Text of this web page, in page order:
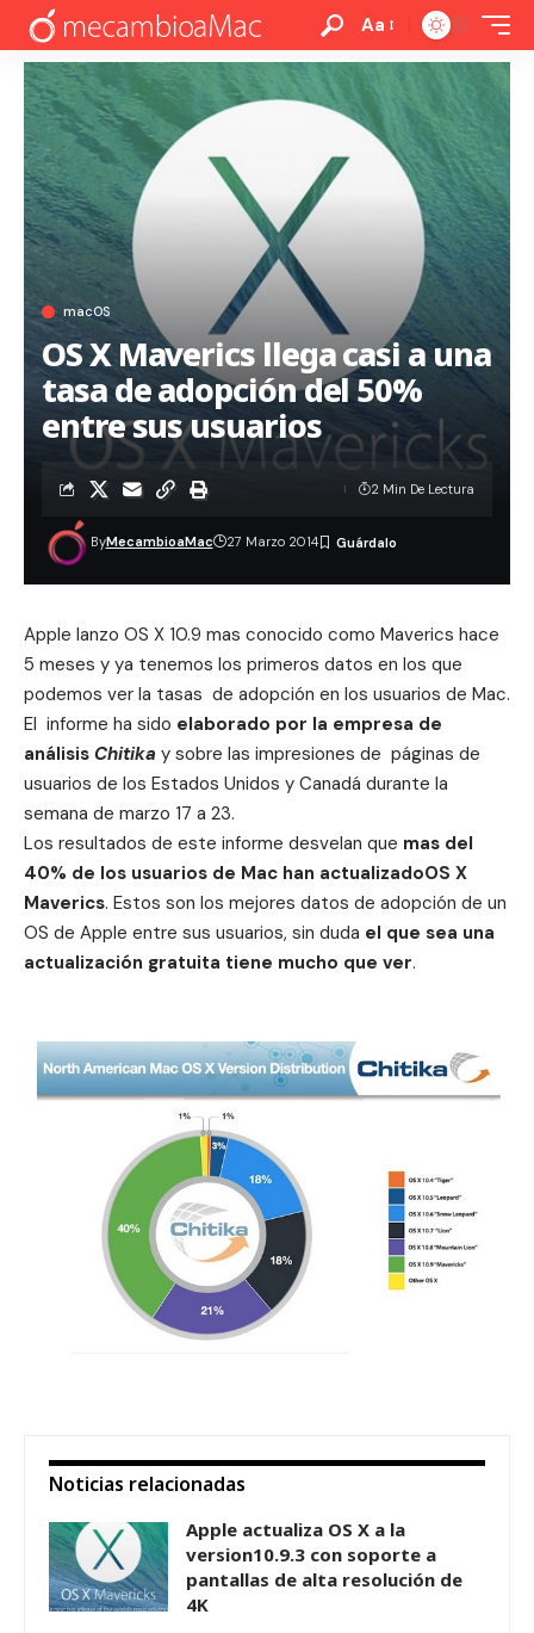
Aa
macOS
OS X Maverics llega casi a una
tasa de adopción del 50%
entre sus usuarios
ByMecambioaMac 27 Marzo 2014
2 Min De Lectura
Apple lanzo OS X 10.9 mas conocido como Maverics hace
5 meses y ya tenemos los primeros datos en los que
podemos ver la tasas de adopción en los usuarios de Mac.
El informe ha sido elaborado por la empresa de
análisis Chitika y sobre las impresiones de páginas de
usuarios de los Estados Unidos y Canadá durante la
semana de marzo 17 a 23.
Los resultados de este informe desvelan que mas del
40% de los usuarios de Mac han actualizadoOS X
Maverics. Estos son los mejores datos de adopción de un
OS de Apple entre sus usuarios, sin duda el que sea una
actualización gratuita tiene mucho que ver.
Noticias relacionadas
Apple actualiza OS X a la
version10.9.3 con soporte a
pantallas de alta resolución de
4K